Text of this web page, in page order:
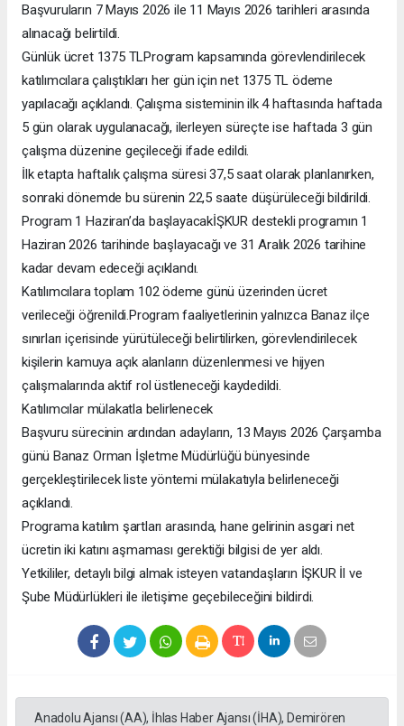
Başvuruların 7 Mayıs 2026 ile 11 Mayıs 2026 tarihleri arasında
alınacağı belirtildi.
Günlük ücret 1375 TLProgram kapsamında görevlendirilecek
katılımcılara çalıştıkları her gün için net 1375 TL ödeme
yapılacağı açıklandı. Çalışma sisteminin ilk 4 haftasında haftada
5 gün olarak uygulanacağı, ilerleyen süreçte ise haftada 3 gün
çalışma düzenine geçileceği ifade edildi.
İlk etapta haftalık çalışma süresi 37,5 saat olarak planlanırken,
sonraki dönemde bu sürenin 22,5 saate düşürüleceği bildirildi.
Program 1 Haziran’da başlayacakİŞKUR destekli programın 1
Haziran 2026 tarihinde başlayacağı ve 31 Aralık 2026 tarihine
kadar devam edeceği açıklandı.
Katılımcılara toplam 102 ödeme günü üzerinden ücret
verileceği öğrenildi.Program faaliyetlerinin yalnızca Banaz ilçe
sınırları içerisinde yürütüleceği belirtilirken, görevlendirilecek
kişilerin kamuya açık alanların düzenlenmesi ve hijyen
çalışmalarında aktif rol üstleneceği kaydedildi.
Katılımcılar mülakatla belirlenecek
Başvuru sürecinin ardından adayların, 13 Mayıs 2026 Çarşamba
günü Banaz Orman İşletme Müdürlüğü bünyesinde
gerçekleştirilecek liste yöntemi mülakatıyla belirleneceği
açıklandı.
Programa katılım şartları arasında, hane gelirinin asgari net
ücretin iki katını aşmaması gerektiği bilgisi de yer aldı.
Yetkililer, detaylı bilgi almak isteyen vatandaşların İŞKUR İl ve
Şube Müdürlükleri ile iletişime geçebileceğini bildirdi.
Anadolu Ajansı (AA), İhlas Haber Ajansı (İHA), Demirören